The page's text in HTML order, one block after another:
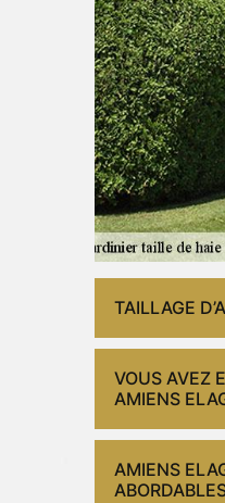
TAILLAGE
VOUS AVEZ
AMIENS
AMIENS